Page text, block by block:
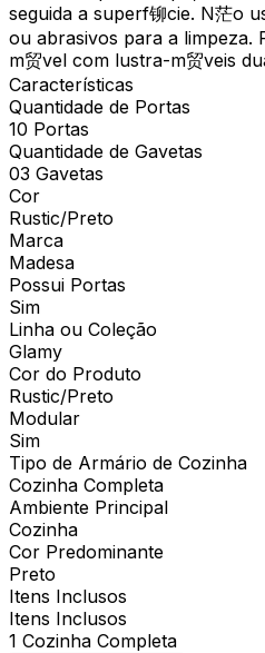
seguida a superf铆cie. N茫o
ou abrasivos para a limpeza.
m贸vel com lustra-m贸veis
Características
Quantidade de Portas
10 Portas
Quantidade de Gavetas
03 Gavetas
Cor
Rustic/Preto
Marca
Madesa
Possui Portas
Sim
Linha ou Coleção
Glamy
Cor do Produto
Rustic/Preto
Modular
Sim
Tipo de Armário de Cozinha
Cozinha Completa
Ambiente Principal
Cozinha
Cor Predominante
Preto
Itens Inclusos
Itens Inclusos
1 Cozinha Completa